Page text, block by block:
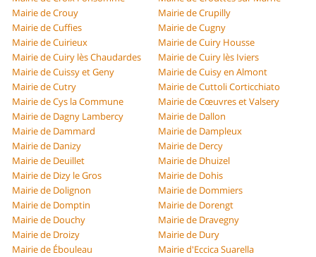
Mairie de Crouy
Mairie de Crupilly
Mairie de Cuffies
Mairie de Cugny
Mairie de Cuirieux
Mairie de Cuiry Housse
Mairie de Cuiry lès Chaudardes
Mairie de Cuiry lès Iviers
Mairie de Cuissy et Geny
Mairie de Cuisy en Almont
Mairie de Cutry
Mairie de Cuttoli Corticchiato
Mairie de Cys la Commune
Mairie de Cœuvres et Valsery
Mairie de Dagny Lambercy
Mairie de Dallon
Mairie de Dammard
Mairie de Dampleux
Mairie de Danizy
Mairie de Dercy
Mairie de Deuillet
Mairie de Dhuizel
Mairie de Dizy le Gros
Mairie de Dohis
Mairie de Dolignon
Mairie de Dommiers
Mairie de Domptin
Mairie de Dorengt
Mairie de Douchy
Mairie de Dravegny
Mairie de Droizy
Mairie de Dury
Mairie de Ébouleau
Mairie d'Eccica Suarella